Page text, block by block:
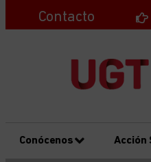
Contacto
Conócenos Acción